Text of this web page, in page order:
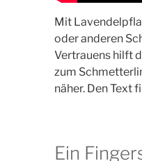
Mit
oder anderen
Vertrauens hilft
zum
näher. Den Text
Ein